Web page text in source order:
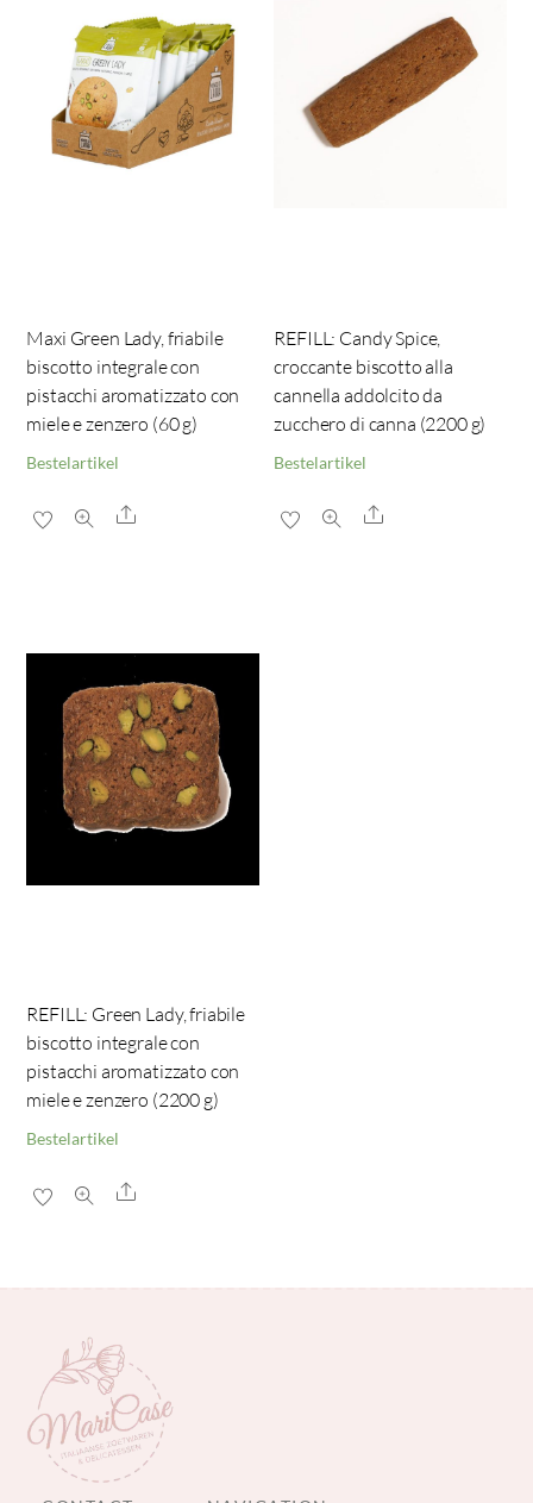
Maxi Green Lady, friabile
biscotto integrale con
pistacchi aromatizzato con
miele e zenzero (60 g)
Bestelartikel
Share
REFILL: Candy Spice,
croccante biscotto alla
cannella addolcito da
zucchero di canna (2200 g)
Bestelartikel
Share
REFILL: Green Lady, friabile
biscotto integrale con
pistacchi aromatizzato con
miele e zenzero (2200 g)
Bestelartikel
Share